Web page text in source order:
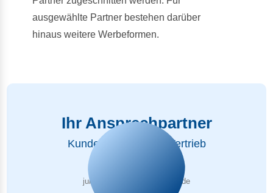
ausgewählte Partner bestehen darüber
hinaus weitere Werbeformen.
Ihr Ansprechpartner
Kundenbetreuung & Vertrieb
julius.tannert@polar-games.de